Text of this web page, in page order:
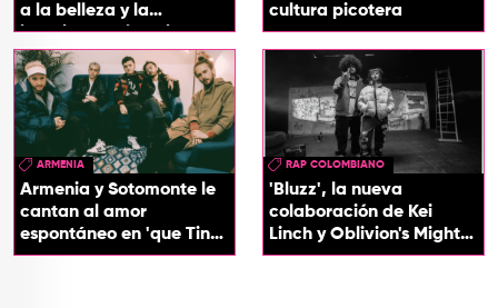
a la belleza y la
identidad del Caribe
cultura picotera
ARMENIA
Armenia y Sotomonte le
cantan al amor
espontáneo en 'que Tin
que Tan'
RAP COLOMBIANO
'Bluzz', la nueva
colaboración de Kei
Linch y Oblivion's Mighty
Trash